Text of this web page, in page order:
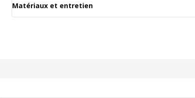
Matériaux et entretien